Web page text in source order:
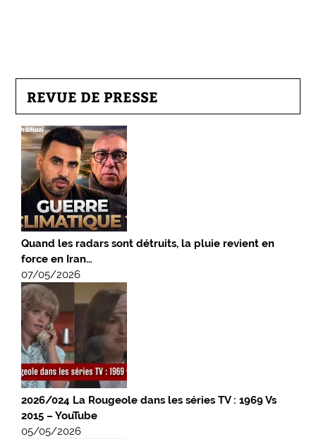
REVUE DE PRESSE
Quand les radars sont détruits, la pluie revient en
force en Iran…
07/05/2026
2026/024 La Rougeole dans les séries TV : 1969 Vs
2015 – YouTube
05/05/2026